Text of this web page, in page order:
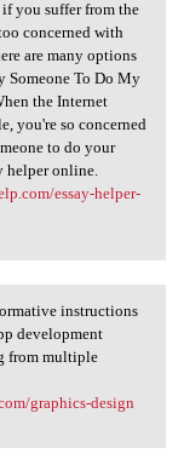
now if
you suffer from the
concerned with
are many options
Someone To Do My
the Internet
you're so concerned
to do your
helper online.
essay-helper-
instructions
development
from multiple
graphics-design